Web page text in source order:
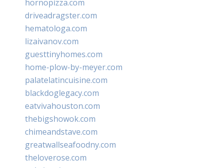
hornopizza.com
driveadragster.com
hematologa.com
lizaivanov.com
guesttinyhomes.com
home-plow-by-meyer.com
palatelatincuisine.com
blackdoglegacy.com
eatvivahouston.com
thebigshowok.com
chimeandstave.com
greatwallseafoodny.com
theloverose.com